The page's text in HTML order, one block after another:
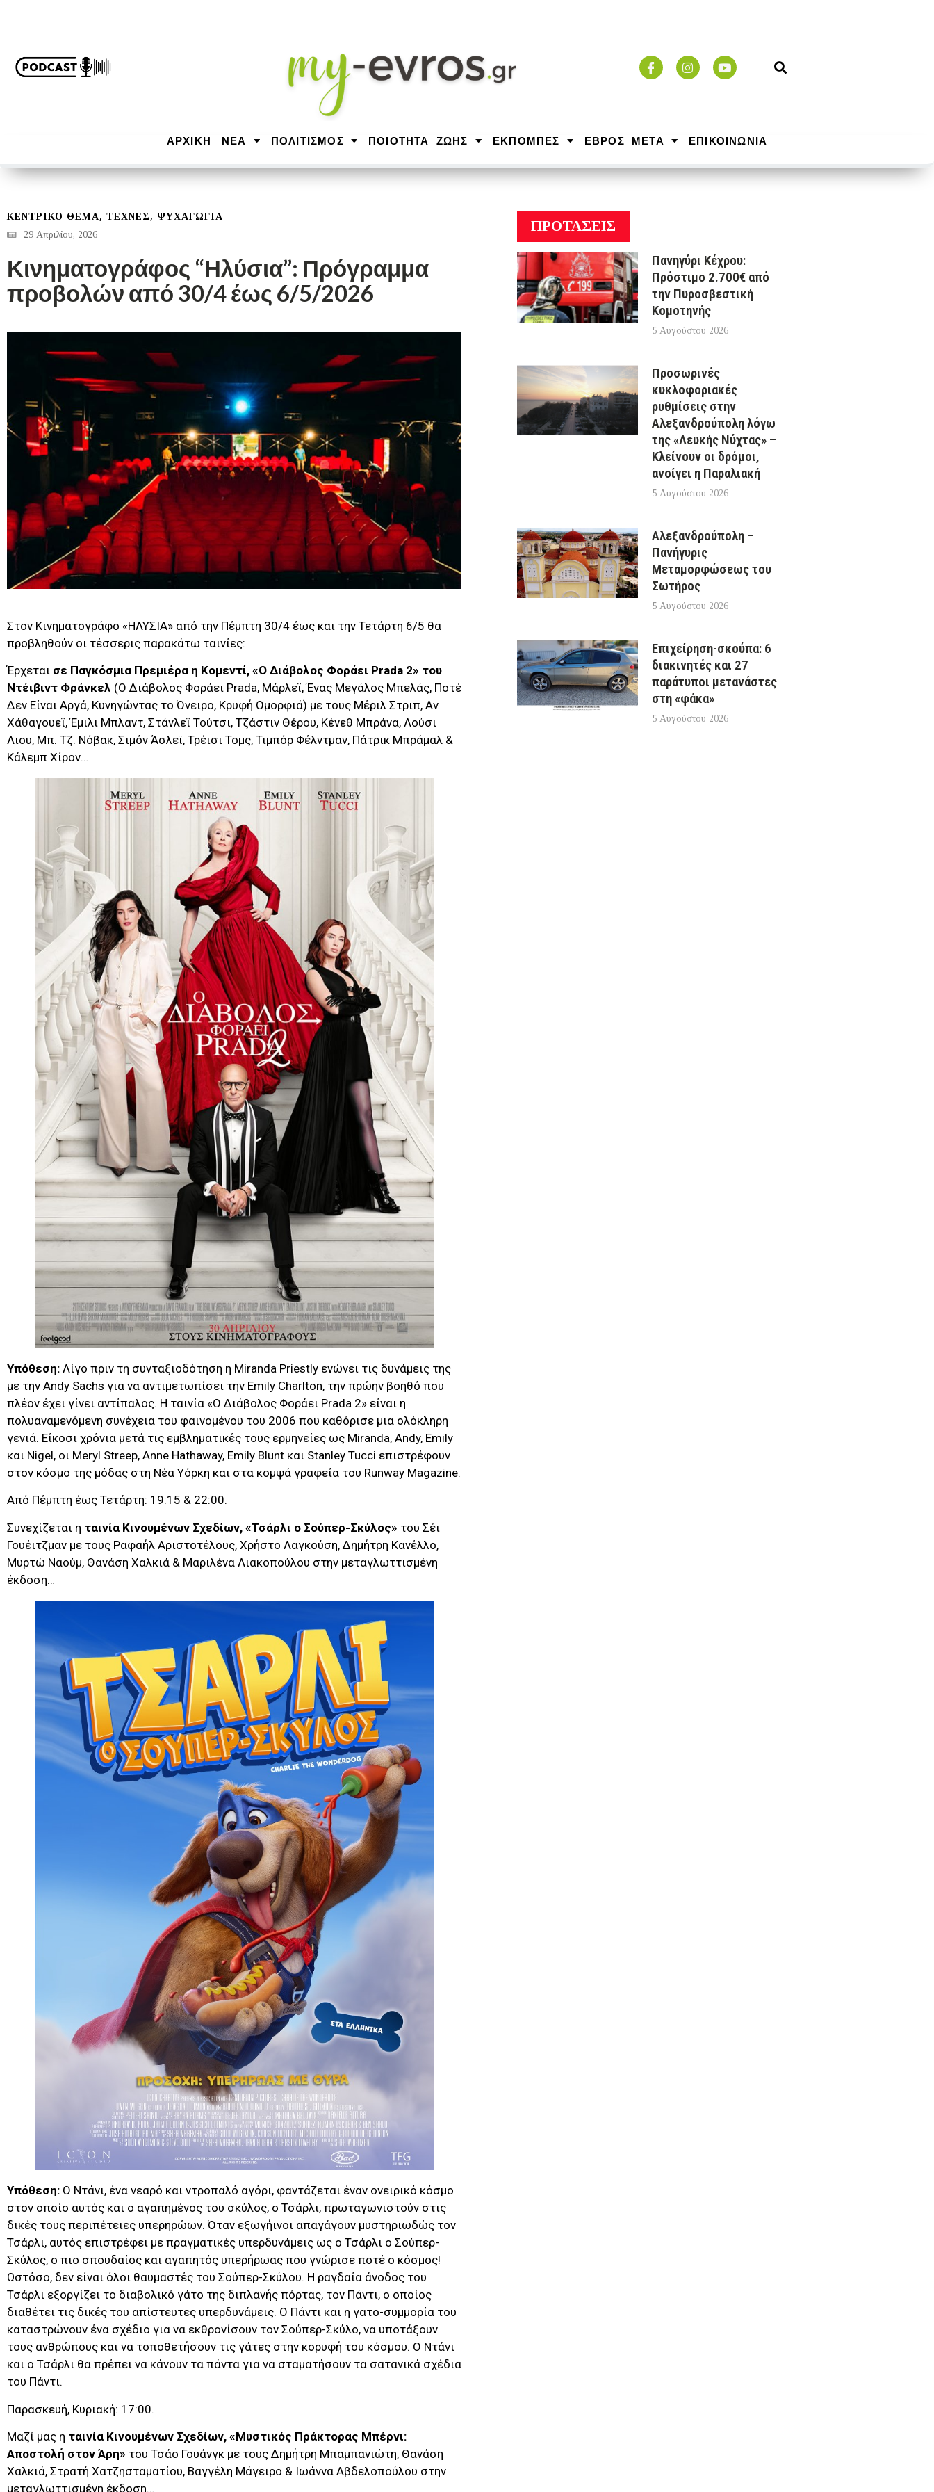
ΑΡΧΙΚΉ ΝΕΑ ΠΟΛΙΤΙΣΜΟΣ ΠΟΙΟΤΗΤΑ ΖΩΗΣ ΕΚΠΟΜΠΕΣ ΕΒΡΟΣ ΜΕΤΑ ΕΠΙΚΟΙΝΩΝΙΑ
ΚΕΝΤΡΙΚΟ ΘΕΜΑ, ΤΕΧΝΕΣ , ΨΥΧΑΓΩΓΙΑ
29 Απριλίου, 2026
Κινηματογράφος “Ηλύσια”: Πρόγραμμα
προβολών από 30/4 έως 6/5/2026
Στον Κινηματογράφο «ΗΛΥΣΙΑ» από την Πέμπτη 30/4 έως και την Τετάρτη 6/5 θα
προβληθούν οι τέσσερις παρακάτω ταινίες:
Έρχεται σε Παγκόσμια Πρεμιέρα η Κομεντί, «Ο Διάβολος Φοράει Prada 2» του
Ντέιβιντ Φράνκελ (Ο Διάβολος Φοράει Prada, Μάρλεϊ, Ένας Μεγάλος Μπελάς, Ποτέ
Δεν Είναι Αργά, Κυνηγώντας το Όνειρο, Κρυφή Ομορφιά) με τους Μέριλ Στριπ, Αν
Χάθαγουεϊ, Έμιλι Μπλαντ, Στάνλεϊ Τούτσι, Τζάστιν Θέρου, Κένεθ Μπράνα, Λούσι
Λιου, Μπ. Τζ. Νόβακ, Σιμόν Άσλεϊ, Τρέισι Τομς, Τιμπόρ Φέλντμαν, Πάτρικ Μπράμαλ &
Κάλεμπ Χίρον…
Υπόθεση: Λίγο πριν τη συνταξιοδότηση η Miranda Priestly ενώνει τις δυνάμεις της
με την Andy Sachs για να αντιμετωπίσει την Emily Charlton, την πρώην βοηθό που
πλέον έχει γίνει αντίπαλος. Η ταινία «Ο Διάβολος Φοράει Prada 2» είναι η
πολυαναμενόμενη συνέχεια του φαινομένου του 2006 που καθόρισε μια ολόκληρη
γενιά. Είκοσι χρόνια μετά τις εμβληματικές τους ερμηνείες ως Miranda, Andy, Emily
και Nigel, οι Meryl Streep, Anne Hathaway, Emily Blunt και Stanley Tucci επιστρέφουν
στον κόσμο της μόδας στη Νέα Υόρκη και στα κομψά γραφεία του Runway Magazine.
Από Πέμπτη έως Τετάρτη: 19:15 & 22:00.
Συνεχίζεται η ταινία Κινουμένων Σχεδίων, «Τσάρλι ο Σούπερ-Σκύλος» του Σέι
Γουέιτζμαν με τους Ραφαήλ Αριστοτέλους, Χρήστο Λαγκούση, Δημήτρη Κανέλλο,
Μυρτώ Ναούμ, Θανάση Χαλκιά & Μαριλένα Λιακοπούλου στην μεταγλωττισμένη
έκδοση…
Υπόθεση: O Ντάνι, ένα νεαρό και ντροπαλό αγόρι, φαντάζεται έναν ονειρικό κόσμο
στον οποίο αυτός και ο αγαπημένος του σκύλος, ο Τσάρλι, πρωταγωνιστούν στις
δικές τους περιπέτειες υπερηρώων. Όταν εξωγήινοι απαγάγουν μυστηριωδώς τον
Τσάρλι, αυτός επιστρέφει με πραγματικές υπερδυνάμεις ως ο Τσάρλι ο Σούπερ-
Σκύλος, ο πιο σπουδαίος και αγαπητός υπερήρωας που γνώρισε ποτέ ο κόσμος!
Ωστόσο, δεν είναι όλοι θαυμαστές του Σούπερ-Σκύλου. Η ραγδαία άνοδος του
Τσάρλι εξοργίζει το διαβολικό γάτο της διπλανής πόρτας, τον Πάντι, ο οποίος
διαθέτει τις δικές του απίστευτες υπερδυνάμεις. O Πάντι και η γατο-συμμορία του
καταστρώνουν ένα σχέδιο για να εκθρονίσουν τον Σούπερ-Σκύλο, να υποτάξουν
τους ανθρώπους και να τοποθετήσουν τις γάτες στην κορυφή του κόσμου. Ο Ντάνι
και ο Τσάρλι θα πρέπει να κάνουν τα πάντα για να σταματήσουν τα σατανικά σχέδια
του Πάντι.
Παρασκευή, Κυριακή: 17:00.
Μαζί μας η ταινία Κινουμένων Σχεδίων, «Μυστικός Πράκτορας Μπέρνι:
Αποστολή στον Άρη» του Τσάο Γουάνγκ με τους Δημήτρη Μπαμπανιώτη, Θανάση
Χαλκιά, Στρατή Χατζησταματίου, Βαγγέλη Μάγειρο & Ιωάννα Αβδελοπούλου στην
μεταγλωττισμένη έκδοση…
ΠΡΟΤΑΣΕΙΣ
Πανηγύρι Κέχρου:
Πρόστιμο 2.700€ από
την Πυροσβεστική
Κομοτηνής
5 Αυγούστου 2026
Προσωρινές
κυκλοφοριακές
ρυθμίσεις στην
Αλεξανδρούπολη λόγω
της «Λευκής Νύχτας» –
Κλείνουν οι δρόμοι,
ανοίγει η Παραλιακή
5 Αυγούστου 2026
Αλεξανδρούπολη –
Πανήγυρις
Μεταμορφώσεως του
Σωτήρος
5 Αυγούστου 2026
Επιχείρηση-σκούπα: 6
διακινητές και 27
παράτυποι μετανάστες
στη «φάκα»
5 Αυγούστου 2026